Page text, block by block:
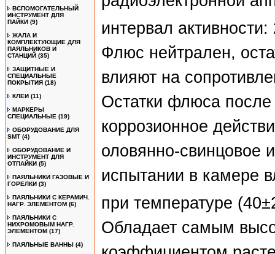
ВСПОМОГАТЕЛЬНЫЙ
ИНСТРУМЕНТ ДЛЯ
ПАЙКИ (9)
ЖАЛА И
КОМПЛЕКТУЮЩИЕ ДЛЯ
ПАЯЛЬНИКОВ И
СТАНЦИЙ (35)
ЗАЩИТНЫЕ И
СПЕЦИАЛЬНЫЕ
ПОКРЫТИЯ (18)
КЛЕИ (11)
МАРКЕРЫ
СПЕЦИАЛЬНЫЕ (19)
ОБОРУДОВАНИЕ ДЛЯ
SMT (4)
ОБОРУДОВАНИЕ И
ИНСТРУМЕНТ ДЛЯ
ОТПАЙКИ (5)
ПАЯЛЬНИКИ ГАЗОВЫЕ И
ГОРЕЛКИ (3)
ПАЯЛЬНИКИ С КЕРАМИЧ.
НАГР. ЭЛЕМЕНТОМ (6)
ПАЯЛЬНИКИ С
НИХРОМОВЫМ НАГР.
ЭЛЕМЕНТОМ (17)
ПАЯЛЬНЫЕ ВАННЫ (4)
интервал
Флюс нейтрален,
влияют на
Остатки флюса
коррозионное
оловянно-свинцовое
испытании в камере
при температуре
Обладает самым